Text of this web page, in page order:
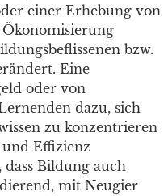
einer Erhebung von
bzw.
Eine
oder von
dazu, sich
zu konzentrieren
Effizienz
Bildung auch
mit Neugier